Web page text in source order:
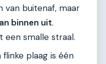
van buitenaf, maar
binnen uit.
een smalle straal.
flinke plaag is één